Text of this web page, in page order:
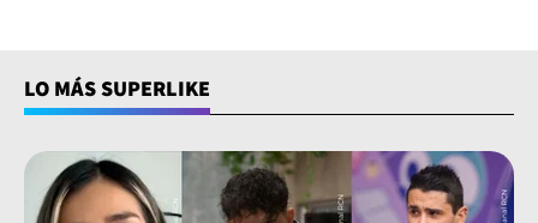
LO MÁS SUPERLIKE